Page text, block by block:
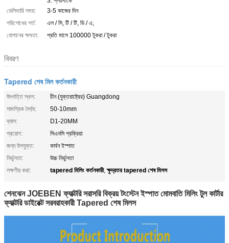
ডেলিভারি সময়:
3-5 কাজের দিন
পরিশোধের শর্ত:
এল / সি, টি / টি, ডি / এ,
যোগানের ক্ষমতা:
প্রতি মাসে 100000 টুকরা / টুকরা
বিবরণ
Tapered শেষ মিল কর্তনকারী
উৎপত্তি স্থল:
চীন (যুক্তরাষ্ট্রের) Guangdong
সামগ্রিক দৈর্ঘ্য:
50-10mm
ব্যাস:
D1-20MM
প্রয়োগ:
সিএনসি প্রক্রিয়া
জন্য উপযুক্ত:
কার্বন ইস্পাত
নির্ভুলতা:
উচ্চ নির্ভুলতা
লক্ষণীয় করা:
tapered মিলিং কর্তনকারী,ক্ষুদ্রতর tapered শেষ মিলস
শেনঝেন JOEBEN ফ্যাক্টরি সরাসরি বিক্রয় টংস্টেন ইস্পাত মোমবাতি মিলিং টুল কার্টার
ফ্যাক্টরি ডাইরেক্ট সরবরাহকারী Tapered শেষ মিলস